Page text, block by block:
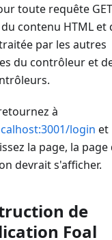
toute requête
contenu HTML et
par les autres
du contrôleur et
à
login et
la page, la page
devrait s'afficher.
de
Foal